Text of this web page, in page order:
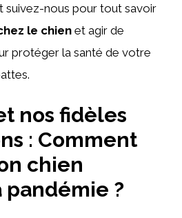
suivez-nous pour tout savoir
le chien et agir de
protéger la santé de votre
nos fidèles
: Comment
chien
?